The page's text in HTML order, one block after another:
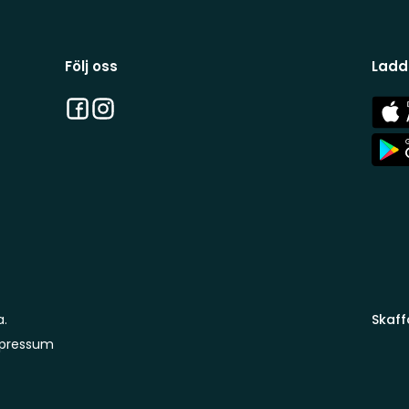
Följ oss
Facebook
Instagram
App
Store
App
Store